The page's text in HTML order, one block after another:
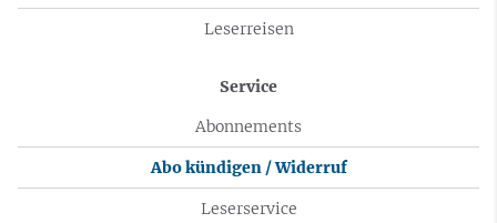
Leserreisen
Service
Abonnements
Abo kündigen / Widerruf
Leserservice